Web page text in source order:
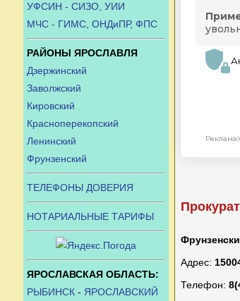
УФСИН - СИЗО, УИИ
МЧС - ГИМС, ОНДиПР, ФПС
РАЙОНЫ ЯРОСЛАВЛЯ
Дзержинский
Заволжский
Кировский
Красноперекопский
Ленинский
Фрунзенский
ТЕЛЕФОНЫ ДОВЕРИЯ
НОТАРИАЛЬНЫЕ ТАРИФЫ
ЯРОСЛАВСКАЯ ОБЛАСТЬ:
РЫБИНСК - ЯРОСЛАВСКИЙ
Адрес:
Телефон: